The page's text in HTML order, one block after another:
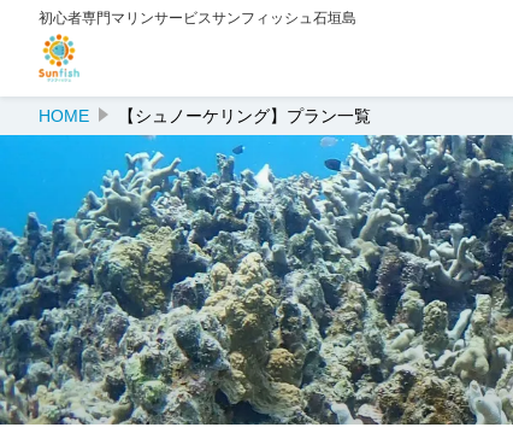
初心者専門マリンサービスサンフィッシュ石垣島
HOME 【シュノーケリング】プラン一覧